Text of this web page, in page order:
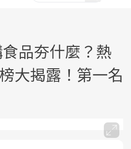
品夯什麼？熱
大揭露！第一名